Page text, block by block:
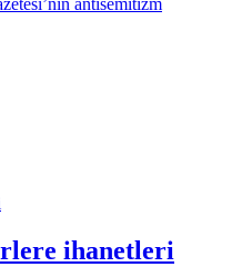
antisemitizm
ihanetleri